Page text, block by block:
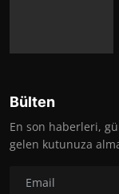
Bülten
En son haberleri,
gelen kutunuza